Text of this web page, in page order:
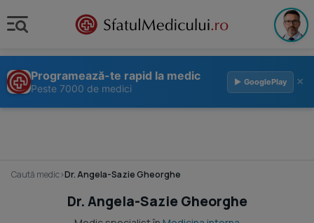
Programează-te rapid la medic
Peste 7000 de medici
▶ GooglePlay ×
Caută medic›Dr. Angela-Sazie Gheorghe
Dr. Angela-Sazie Gheorghe